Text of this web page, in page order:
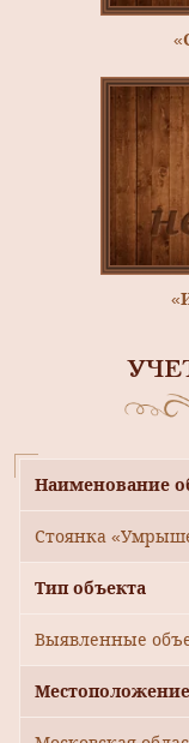
Наименование
Стоянка
Тип объекта
Выявленные
Местоположение